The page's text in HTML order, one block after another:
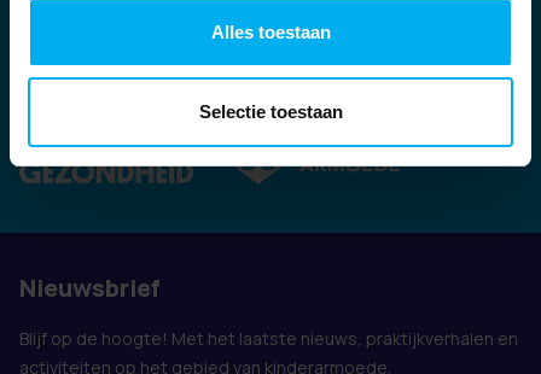
Alles toestaan
Selectie toestaan
Ook vertegenwoordigd door:
Nieuwsbrief
Blijf op de hoogte! Met het laatste nieuws, praktijkverhalen en
activiteiten op het gebied van kinderarmoede.